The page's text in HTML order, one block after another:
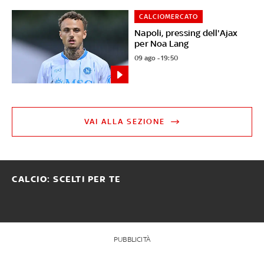
Napoli, pressing dell'Ajax
per Noa Lang
CALCIOMERCATO
09 ago - 19:50
VAI ALLA SEZIONE
CALCIO: SCELTI PER TE
PUBBLICITÀ